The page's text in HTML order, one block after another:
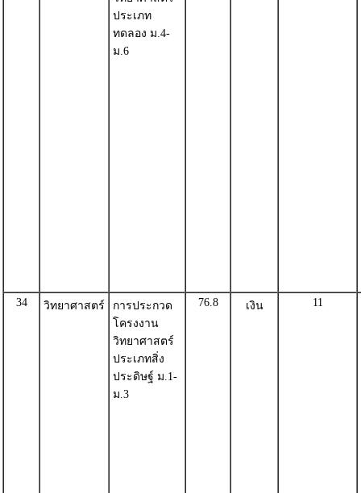
ประเภท
ทดลอง ม.4-
ม.6
34 วิทยาศาสตร์
การประกวด
โครงงาน
วิทยาศาสตร์
ประเภทสิ่ง
ประดิษฐ์ ม.1-
ม.3
76.8 เงิน 11